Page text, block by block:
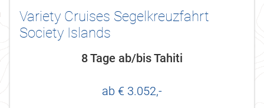
Variety Cruises Segelkreuzfahrt
Society Islands
8 Tage ab/bis Tahiti
ab € 3.052,-